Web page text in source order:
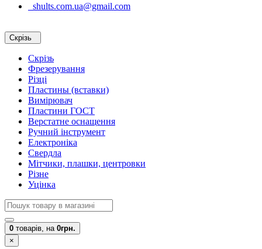
shults.com.ua@gmail.com
Скрізь
Скрізь
Фрезерування
Різці
Пластины (вставки)
Вимірювач
Пластини ГОСТ
Верстатне оснащення
Ручний інструмент
Електроніка
Свердла
Мітчики, плашки, центровки
Різне
Уцінка
0 товарів, на 0грн.
×